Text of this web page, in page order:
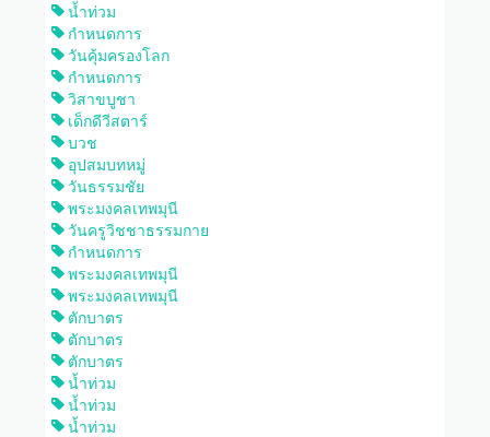
น้ำท่วม
กำหนดการ
วันคุ้มครองโลก
กำหนดการ
วิสาขบูชา
เด็กดีวีสตาร์
บวช
อุปสมบทหมู่
วันธรรมชัย
พระมงคลเทพมุนี
วันครูวิชชาธรรมกาย
กำหนดการ
พระมงคลเทพมุนี
พระมงคลเทพมุนี
ตักบาตร
ตักบาตร
ตักบาตร
น้ำท่วม
น้ำท่วม
น้ำท่วม